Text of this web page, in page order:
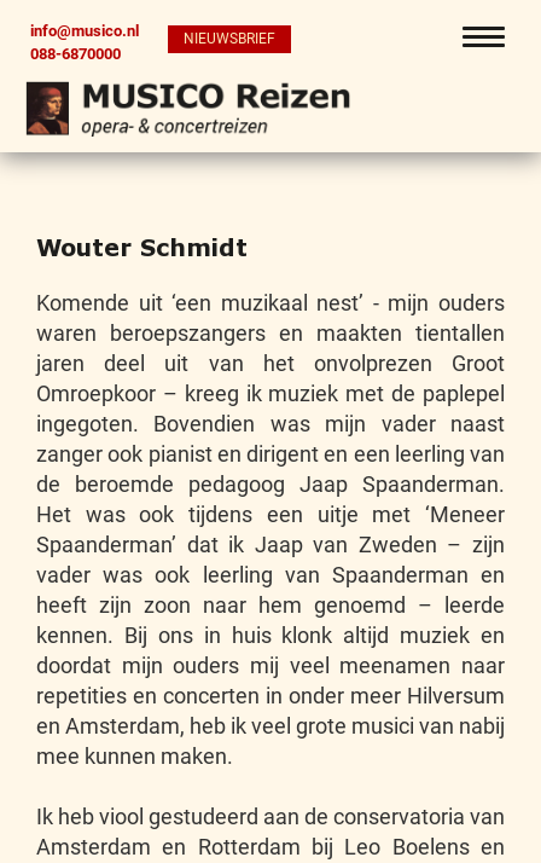
info@musico.nl
088-6870000
NIEUWSBRIEF
Wouter Schmidt
Komende uit ‘een muzikaal nest’ - mijn ouders
waren beroepszangers en maakten tientallen
jaren deel uit van het onvolprezen Groot
Omroepkoor – kreeg ik muziek met de paplepel
ingegoten. Bovendien was mijn vader naast
zanger ook pianist en dirigent en een leerling van
de beroemde pedagoog Jaap Spaanderman.
Het was ook tijdens een uitje met ‘Meneer
Spaanderman’ dat ik Jaap van Zweden – zijn
vader was ook leerling van Spaanderman en
heeft zijn zoon naar hem genoemd – leerde
kennen. Bij ons in huis klonk altijd muziek en
doordat mijn ouders mij veel meenamen naar
repetities en concerten in onder meer Hilversum
en Amsterdam, heb ik veel grote musici van nabij
mee kunnen maken.
Ik heb viool gestudeerd aan de conservatoria van
Amsterdam en Rotterdam bij Leo Boelens en